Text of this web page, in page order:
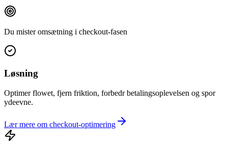
Du mister omsætning i checkout-fasen
Løsning
Optimer flowet, fjern friktion, forbedr betalingsoplevelsen og spor
ydeevne.
Lær mere om checkout-optimering